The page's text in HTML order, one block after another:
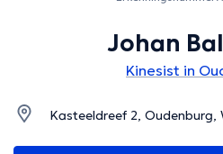
Johan
Kinesist in
Kasteeldreef 2, Oudenburg,